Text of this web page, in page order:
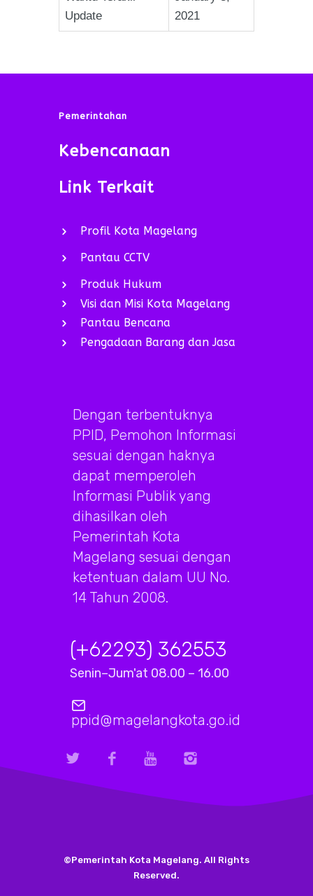
Update
2021
Pemerintahan
Kebencanaan
Link Terkait
Profil Kota Magelang
Pantau CCTV
Produk Hukum
Visi dan Misi Kota Magelang
Pantau Bencana
Pengadaan Barang dan Jasa
Dengan terbentuknya
PPID, Pemohon Informasi
sesuai dengan haknya
dapat memperoleh
Informasi Publik yang
dihasilkan oleh
Pemerintah Kota
Magelang sesuai dengan
ketentuan dalam UU No.
14 Tahun 2008.
(+62293) 362553
Senin–Jum'at 08.00 – 16.00
ppid@magelangkota.go.id
©Pemerintah Kota Magelang. All Rights
Reserved.